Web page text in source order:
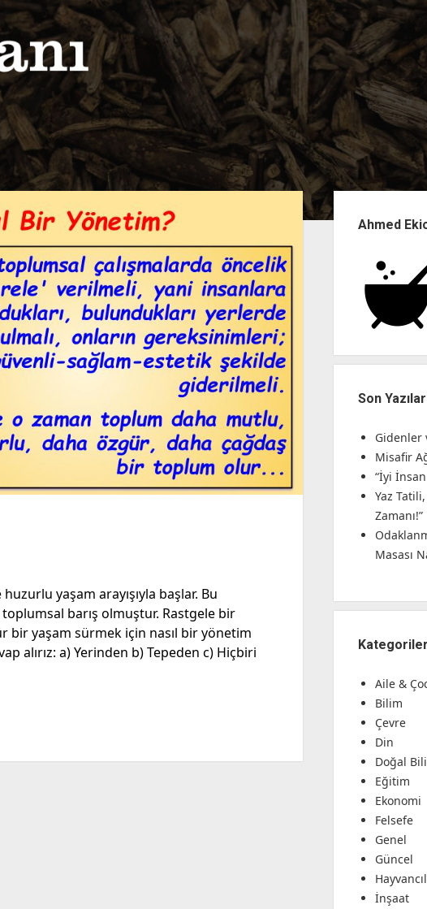
yaşam arayışıyla başlar. Bu
barış olmuştur. Rastgele bir
bir yaşam sürmek için nasıl bir yönetim
alırız: a) Yerinden b) Tepeden c) Hiçbiri
MenüAhmed
Son Yazılar
Gidenler
Misafir
“İyi
Yaz
Zamanı!”
Masası
Kategoriler
Aile &
Bilim
Çevre
Din
Doğal
Eğitim
Ekonomi
Felsefe
Genel
Güncel
İnşaat